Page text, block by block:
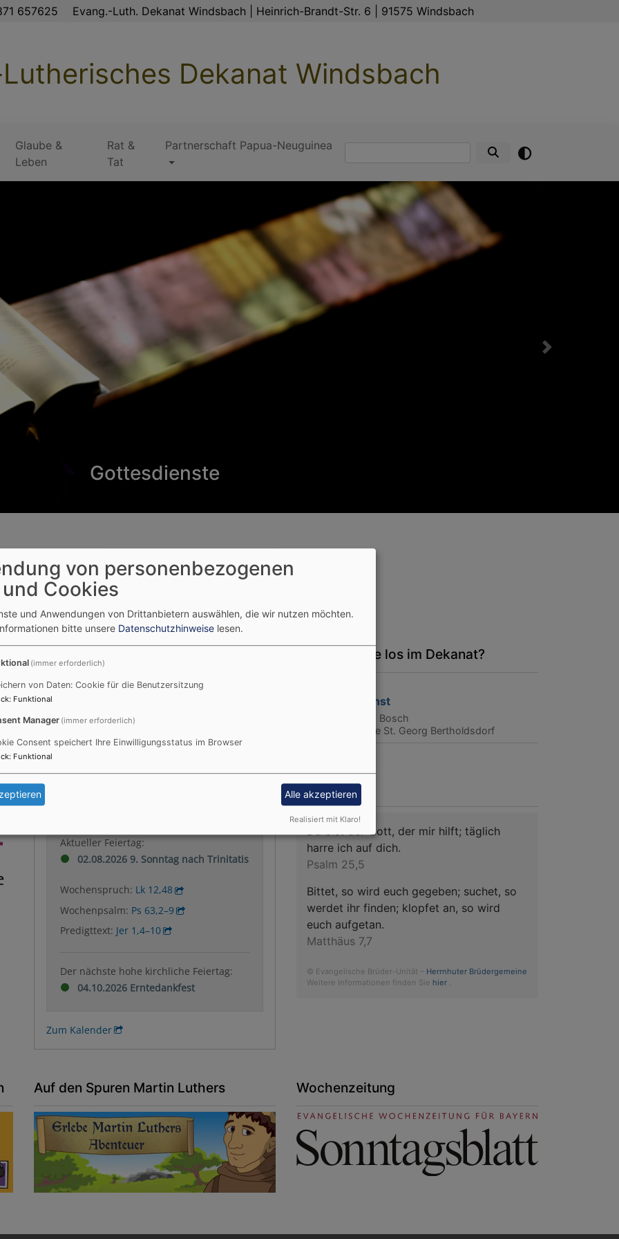
657625 Evang.-Luth. Dekanat Windsbach | Heinrich-Brandt-Str. 6 | 91575 Windsbach
Dekanat Windsbach
Glaube &
Leben
Rat &
Tat
Partnerschaft Papua-NeuguineaSuche
Gottesdienste
Next
Lutherisches
Was ist heute los im Dekanat?
Traugottesdienst
Pfarrer Christoph Bosch
Kirche St. Georg Bertholdsdorf
Liturgischer Kalender
Aktueller Feiertag:
02.08.2026 9. Sonntag nach Trinitatis
Wochenspruch: Lk 12,48
Wochenpsalm: Ps 63,2–9
Predigttext: Jer 1,4–10
Der nächste hohe kirchliche Feiertag:
04.10.2026 Erntedankfest
Zum Kalender
Tageslosung
Du bist der Gott, der mir hilft; täglich
harre ich auf dich.
Psalm 25,5
Bittet, so wird euch gegeben; suchet, so
werdet ihr finden; klopfet an, so wird
euch aufgetan.
Matthäus 7,7
© Evangelische Brüder-Unität – Herrnhuter Brüdergemeine
Weitere Informationen finden Sie hier .
Auf den Spuren Martin Luthers Wochenzeitung
von personenbezogenen
Cookies
und Anwendungen von Drittanbietern auswählen, die wir nutzen möchten.
bitte unsere Datenschutzhinweise lesen.
(immer erforderlich)
von Daten: Cookie für die Benutzersitzung
: Funktional
Manager (immer erforderlich)
Consent speichert Ihre Einwilligungsstatus im Browser
: Funktional
Alle akzeptieren
Realisiert mit Klaro!